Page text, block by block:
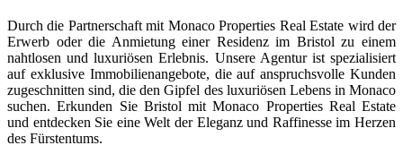
Durch die Partnerschaft mit Monaco Properties Real Estate wird der
Erwerb oder die Anmietung einer Residenz im Bristol zu einem
nahtlosen und luxuriösen Erlebnis. Unsere Agentur ist spezialisiert
auf exklusive Immobilienangebote, die auf anspruchsvolle Kunden
zugeschnitten sind, die den Gipfel des luxuriösen Lebens in Monaco
suchen. Erkunden Sie Bristol mit Monaco Properties Real Estate
und entdecken Sie eine Welt der Eleganz und Raffinesse im Herzen
des Fürstentums.